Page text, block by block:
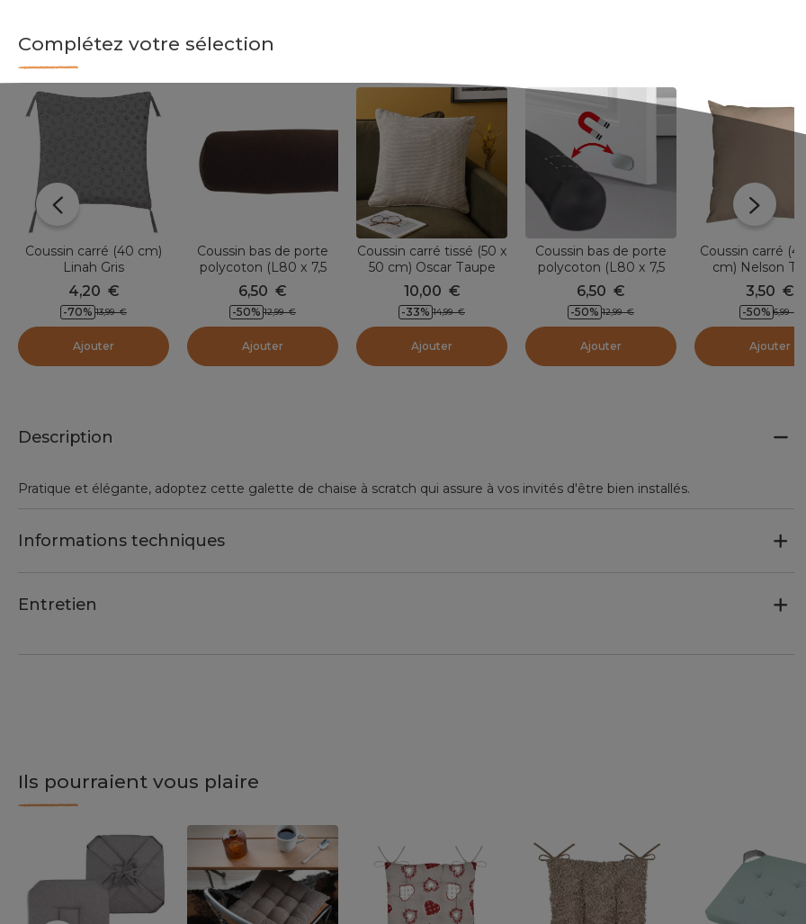
Complétez votre sélection
Coussin carré (40 cm)
Linah Gris
4,20 €
-70% 13,99 €
Ajouter
Coussin bas de porte
polycoton (L80 x 7,5
cm) Aimanté Chocolat
6,50 €
-50% 12,99 €
Ajouter
Coussin carré tissé (50 x
50 cm) Oscar Taupe
10,00 €
-33% 14,99 €
Ajouter
Coussin bas de porte
polycoton (L80 x 7,5
cm) Aimanté Noir
6,50 €
-50% 12,99 €
Ajouter
Coussin carré
cm) Nelson
3,50 €
-50% 6,99 €
Ajouter
Description
Pratique et élégante, adoptez cette galette de chaise à scratch qui assure à vos invités d'être bien installés.
Informations techniques
Entretien
Ils pourraient vous plaire